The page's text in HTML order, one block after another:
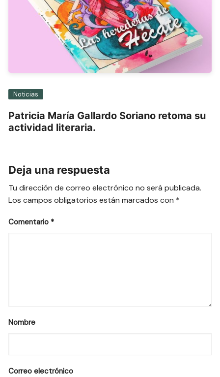
Noticias
Patricia María Gallardo Soriano retoma su
actividad literaria.
Deja una respuesta
Tu dirección de correo electrónico no será publicada.
Los campos obligatorios están marcados con *
Comentario *
Nombre
Correo electrónico